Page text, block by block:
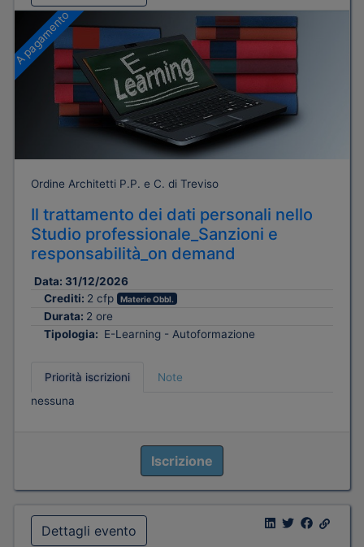
A pagamento
Ordine Architetti P.P. e C. di Treviso
Il trattamento dei dati personali nello
Studio professionale_Sanzioni e
responsabilità_on demand
Data: 31/12/2026
Crediti: 2 cfp Materie Obbl.
Durata: 2 ore
Tipologia: E-Learning - Autoformazione
Priorità iscrizioni
Note
nessuna
Iscrizione
Dettagli evento